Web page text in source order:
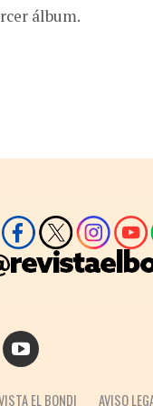
álbum.
EL BONDI AVISO